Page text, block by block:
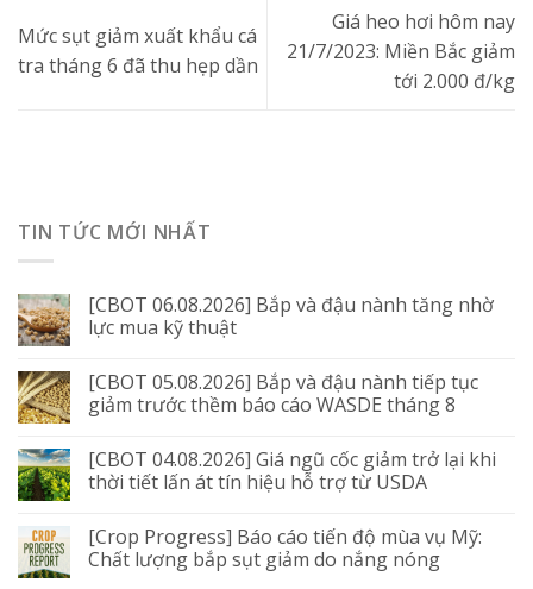
Mức sụt giảm xuất khẩu cá
tra tháng 6 đã thu hẹp dần
Giá heo hơi hôm nay
21/7/2023: Miền Bắc giảm
tới 2.000 đ/kg
TIN TỨC MỚI NHẤT
[CBOT 06.08.2026] Bắp và đậu nành tăng nhờ
lực mua kỹ thuật
[CBOT 05.08.2026] Bắp và đậu nành tiếp tục
giảm trước thềm báo cáo WASDE tháng 8
[CBOT 04.08.2026] Giá ngũ cốc giảm trở lại khi
thời tiết lấn át tín hiệu hỗ trợ từ USDA
[Crop Progress] Báo cáo tiến độ mùa vụ Mỹ:
Chất lượng bắp sụt giảm do nắng nóng